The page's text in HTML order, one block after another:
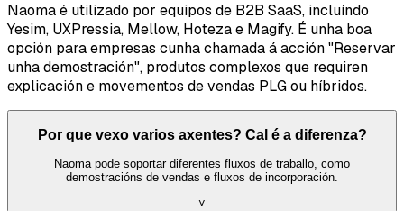
Naoma é utilizado por equipos de B2B SaaS, incluíndo
Yesim, UXPressia, Mellow, Hoteza e Magify. É unha boa
opción para empresas cunha chamada á acción "Reservar
unha demostración", produtos complexos que requiren
explicación e movementos de vendas PLG ou híbridos.
Por que vexo varios axentes? Cal é a diferenza?
Naoma pode soportar diferentes fluxos de traballo, como
demostracións de vendas e fluxos de incorporación.
˅